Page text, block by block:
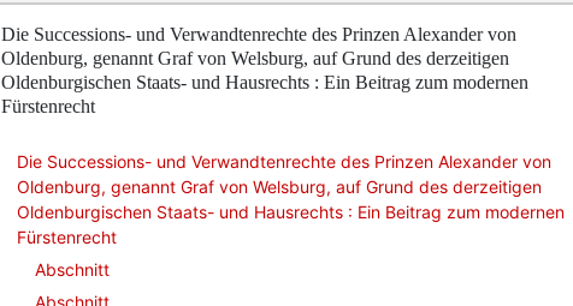
Die Successions- und Verwandtenrechte des Prinzen Alexander von
Oldenburg, genannt Graf von Welsburg, auf Grund des derzeitigen
Oldenburgischen Staats- und Hausrechts : Ein Beitrag zum modernen
Fürstenrecht
Die Successions- und Verwandtenrechte des Prinzen Alexander von
Oldenburg, genannt Graf von Welsburg, auf Grund des derzeitigen
Oldenburgischen Staats- und Hausrechts : Ein Beitrag zum modernen
Fürstenrecht
Abschnitt
Abschnitt